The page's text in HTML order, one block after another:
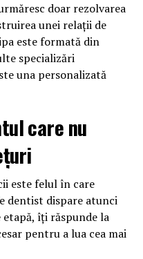
doar rezolvarea
unei relații de
este formată din
specializări
una personalizată
care nu
este felul în care
dentist dispare atunci
îți răspunde la
pentru a lua cea mai